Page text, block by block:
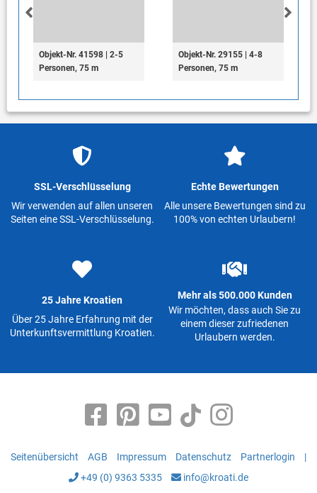
Objekt-Nr. 41598 | 2-5
Personen, 75 m
Objekt-Nr. 29155 | 4-8
Personen, 75 m
SSL-Verschlüsselung
Wir verwenden auf allen unseren
Seiten eine SSL-Verschlüsselung.
Echte Bewertungen
Alle unsere Bewertungen sind zu
100% von echten Urlaubern!
25 Jahre Kroatien
Über 25 Jahre Erfahrung mit der
Unterkunftsvermittlung Kroatien.
Mehr als 500.000 Kunden
Wir möchten, dass auch Sie zu
einem dieser zufriedenen
Urlaubern werden.
Seitenübersicht AGB Impressum Datenschutz Partnerlogin
|
+49 (0) 9363 5335
info@kroati.de